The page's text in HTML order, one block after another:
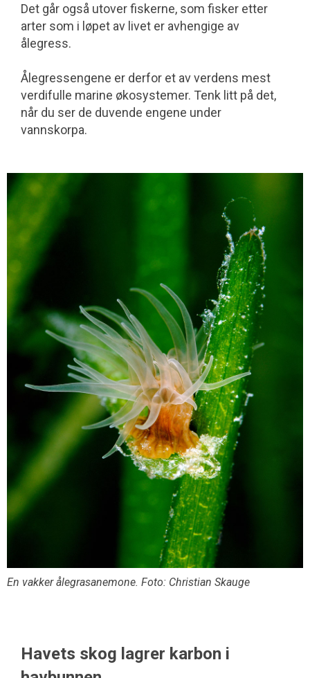
Det går også utover fiskerne, som fisker etter
arter som i løpet av livet er avhengige av
ålegress.
Ålegressengene er derfor et av verdens mest
verdifulle marine økosystemer. Tenk litt på det,
når du ser de duvende engene under
vannskorpa.
En vakker ålegrasanemone. Foto: Christian Skauge
Havets skog lagrer karbon i